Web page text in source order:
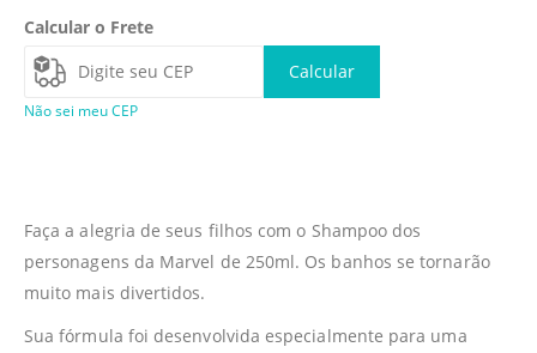
Calcular o Frete
Calcular
Não sei meu CEP
Faça a alegria de seus filhos com o Shampoo dos
personagens da Marvel de 250ml. Os banhos se tornarão
muito mais divertidos.
Sua fórmula foi desenvolvida especialmente para uma